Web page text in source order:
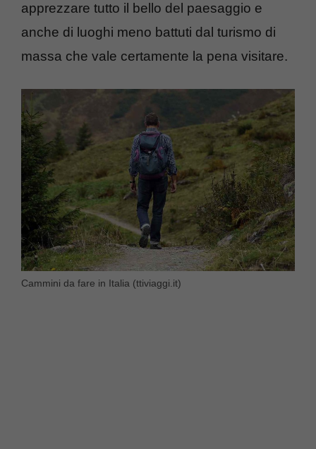
apprezzare tutto il bello del paesaggio e
anche di luoghi meno battuti dal turismo di
massa che vale certamente la pena visitare.
Cammini da fare in Italia (ttiviaggi.it)